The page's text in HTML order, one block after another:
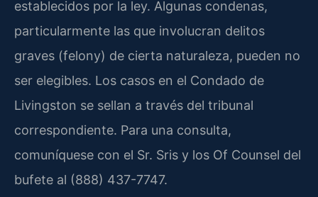
establecidos por la ley. Algunas condenas,
particularmente las que involucran delitos
graves (felony) de cierta naturaleza, pueden no
ser elegibles. Los casos en el Condado de
Livingston se sellan a través del tribunal
correspondiente. Para una consulta,
comuníquese con el Sr. Sris y los Of Counsel del
bufete al (888) 437-7747.